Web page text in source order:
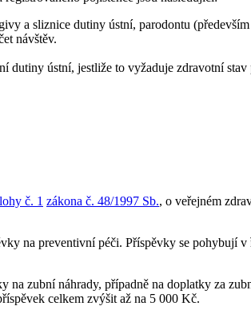
a sliznice dutiny ústní, parodontu
návštěv.
dutiny ústní, jestliže to vyžaduje zdravotní stav
č. 1 zákona č. 48/1997 Sb., o veřejném
na preventivní péči. Příspěvky se pohybují v
zubní náhrady, případně na doplatky za
celkem zvýšit až na 5 000 Kč.